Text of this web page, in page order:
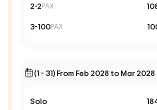
2-2PAX
3-100PAX
(1 - 31) From Feb 2028 to Mar 2028
Solo